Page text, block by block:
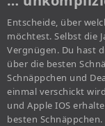
Entscheide, über
möchtest. Selbst die
Vergnügen. Du hast
über die besten
Schnäppchen und
einmal verschickt
und Apple IOS
besten Schnäppchen.